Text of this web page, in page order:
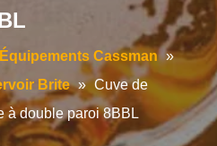
Équipements Cassman »
Brite » Cuve de
à double paroi 8BBL